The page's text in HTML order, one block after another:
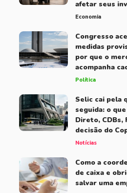
afetar seus
Economia
Congresso
medidas
por que o
acompanha
Política
Selic cai pela
seguida: o
Direto, CDBs,
decisão do
Notícias
Como a
de caixa e
salvar uma